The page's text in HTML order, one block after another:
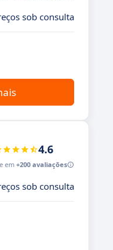
sob consulta
4.6
em+200 avaliações
sob consulta